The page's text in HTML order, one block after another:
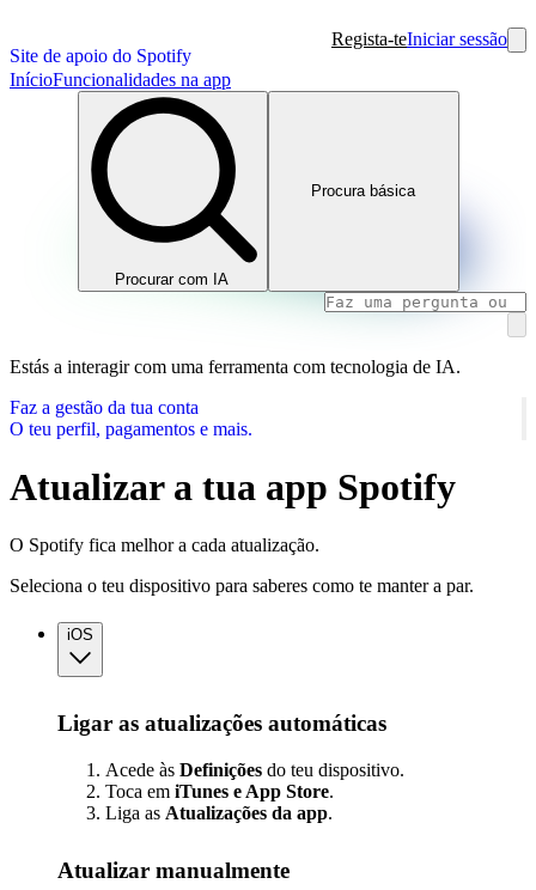
Site de apoio do Spotify
Regista-teIniciar sessão
InícioFuncionalidades na app
Procurar com IA
Procura básica
Estás a interagir com uma ferramenta com tecnologia de IA.
Faz a gestão da tua conta
O teu perfil, pagamentos e mais.
Atualizar a tua app Spotify
O Spotify fica melhor a cada atualização.
Seleciona o teu dispositivo para saberes como te manter a par.
iOS
Ligar as atualizações automáticas
Acede às Definições do teu dispositivo.
Toca em iTunes e App Store.
Liga as Atualizações da app.
Atualizar manualmente